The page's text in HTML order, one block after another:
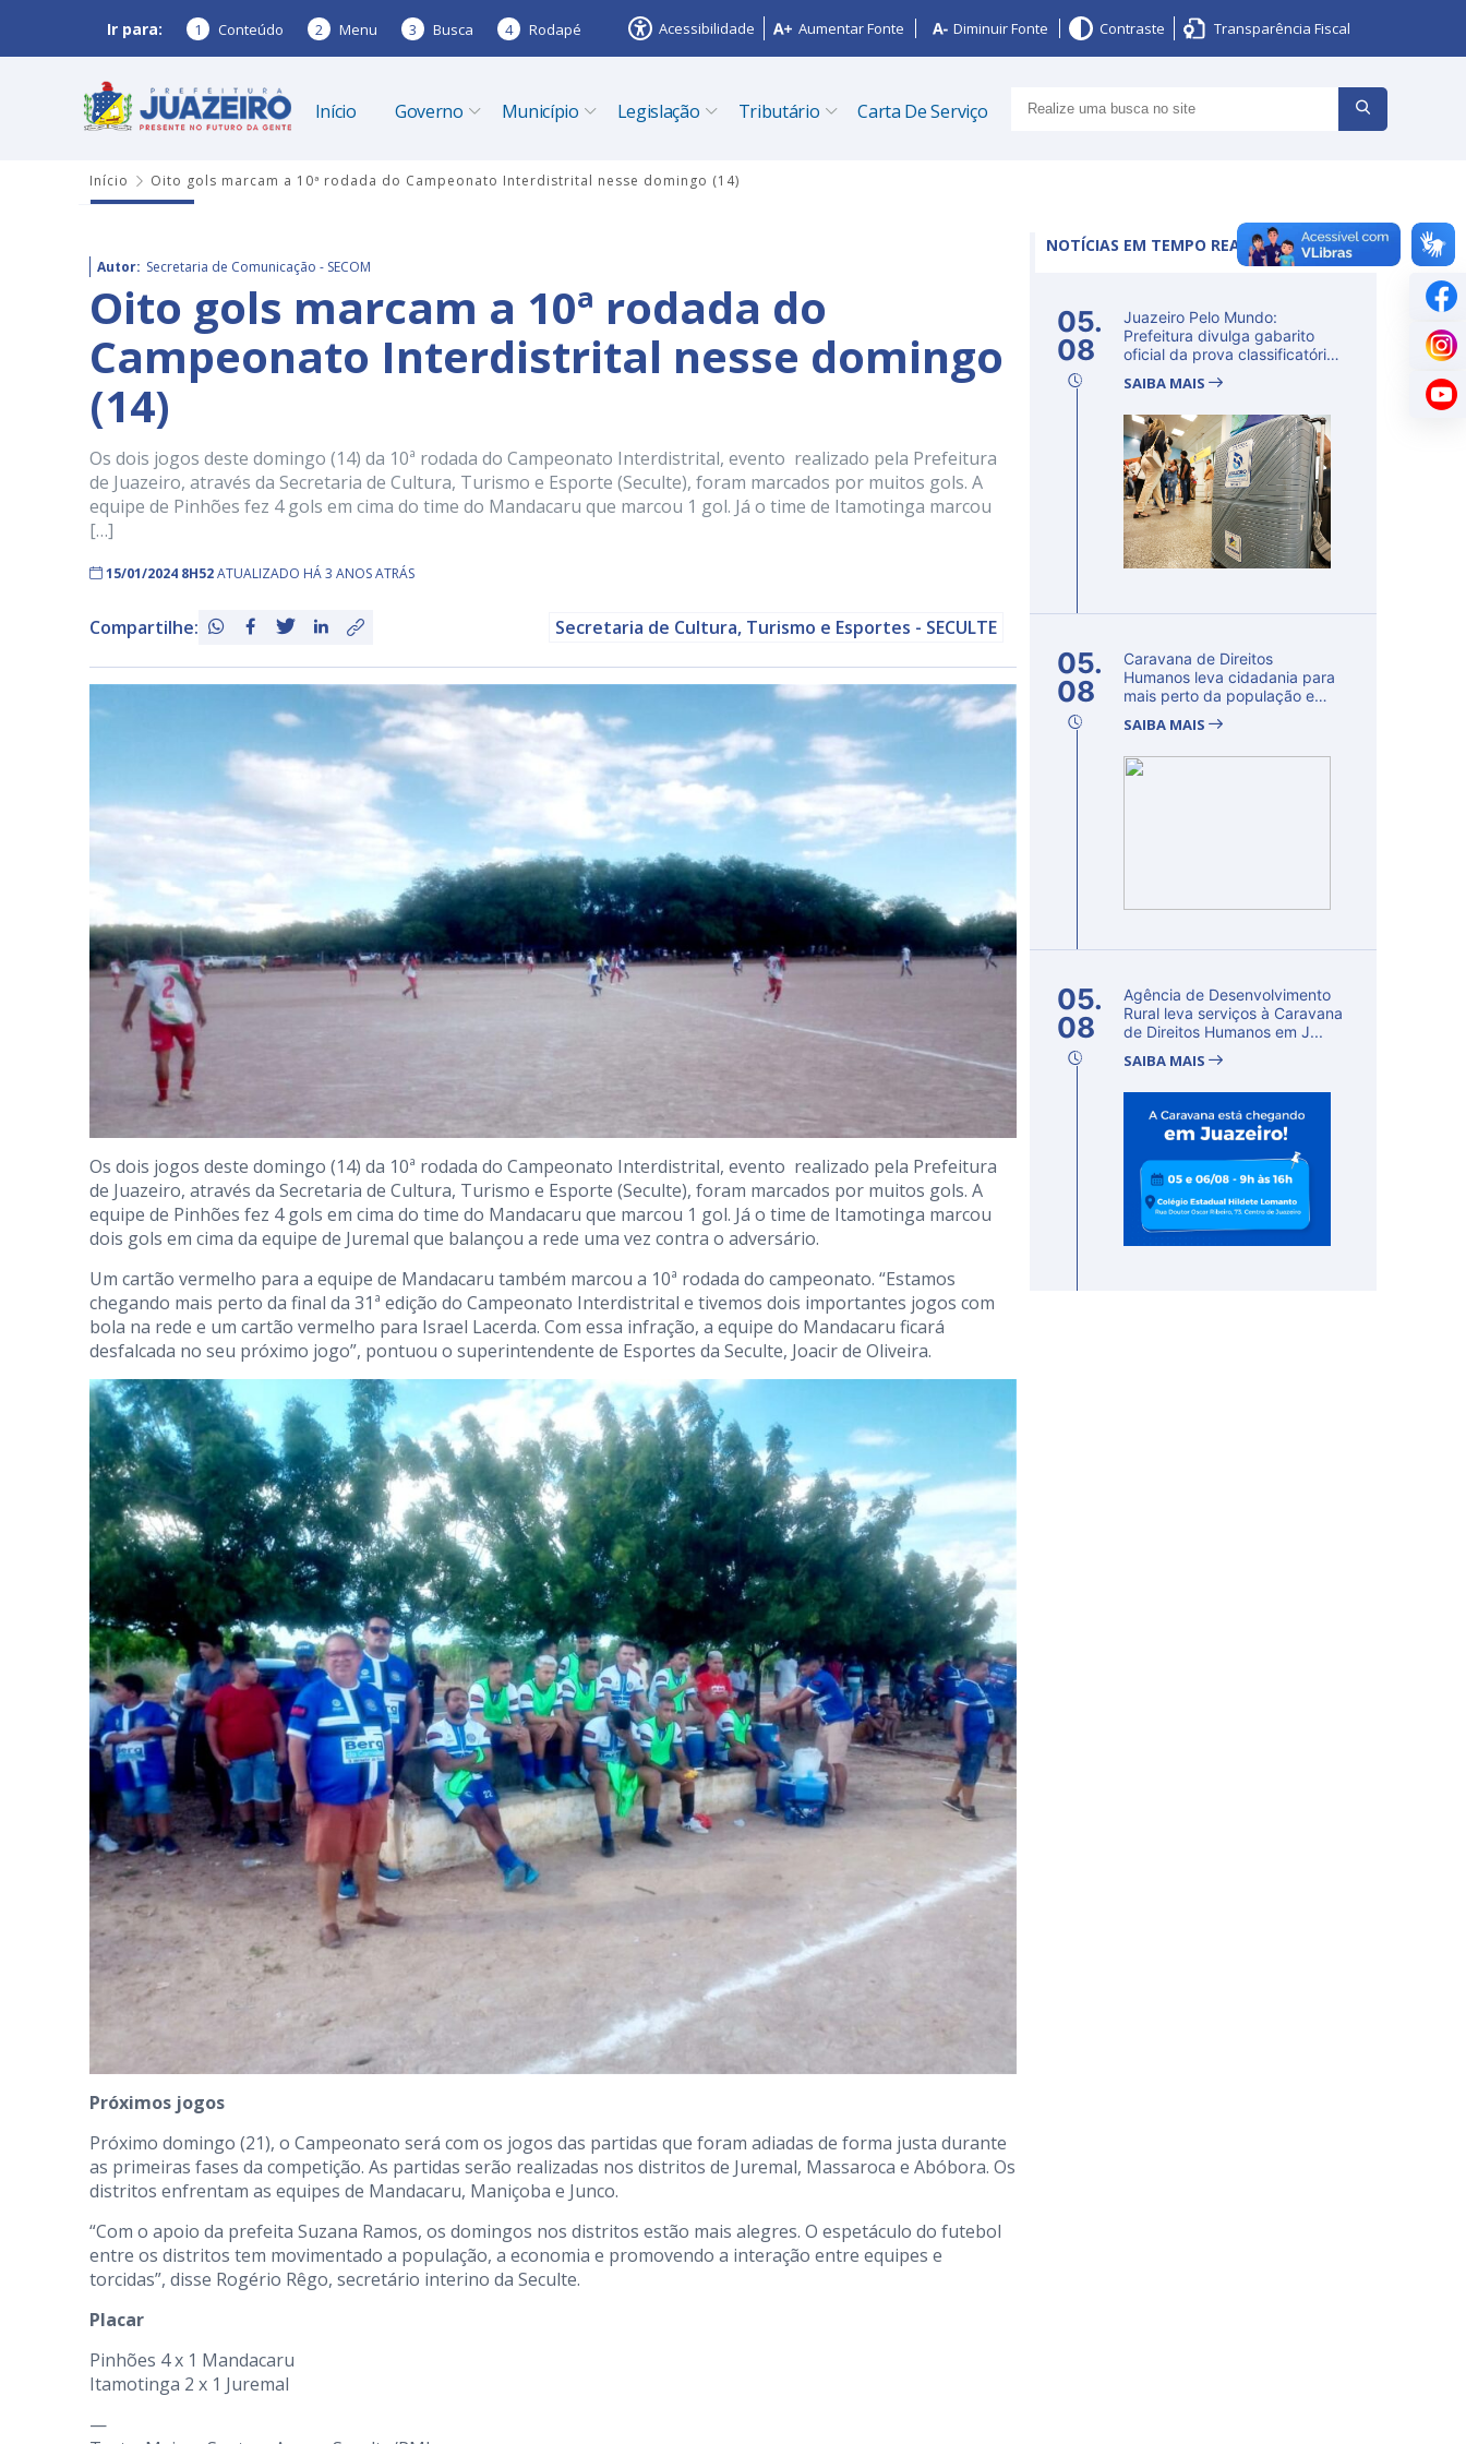
Ir para: 1 Conteúdo 2 Menu 3 Busca 4 Rodapé Acessibilidade Aumentar Fonte Diminuir Fonte Contraste Transparência Fiscal
Início Governo Município Legislação Tributário Carta De Serviço
Início Oito gols marcam a 10ª rodada do Campeonato Interdistrital nesse domingo (14)
Autor: Secretaria de Comunicação - SECOM
Oito gols marcam a 10ª rodada do
Campeonato Interdistrital nesse domingo
(14)
Os dois jogos deste domingo (14) da 10ª rodada do Campeonato Interdistrital, evento realizado pela Prefeitura
de Juazeiro, através da Secretaria de Cultura, Turismo e Esporte (Seculte), foram marcados por muitos gols. A
equipe de Pinhões fez 4 gols em cima do time do Mandacaru que marcou 1 gol. Já o time de Itamotinga marcou
[…]
15/01/2024 8H52ATUALIZADO HÁ 3 ANOS ATRÁS
Compartilhe: Secretaria de Cultura, Turismo e Esportes - SECULTE
Os dois jogos deste domingo (14) da 10ª rodada do Campeonato Interdistrital, evento realizado pela Prefeitura
de Juazeiro, através da Secretaria de Cultura, Turismo e Esporte (Seculte), foram marcados por muitos gols. A
equipe de Pinhões fez 4 gols em cima do time do Mandacaru que marcou 1 gol. Já o time de Itamotinga marcou
dois gols em cima da equipe de Juremal que balançou a rede uma vez contra o adversário.
Um cartão vermelho para a equipe de Mandacaru também marcou a 10ª rodada do campeonato. “Estamos
chegando mais perto da final da 31ª edição do Campeonato Interdistrital e tivemos dois importantes jogos com
bola na rede e um cartão vermelho para Israel Lacerda. Com essa infração, a equipe do Mandacaru ficará
desfalcada no seu próximo jogo”, pontuou o superintendente de Esportes da Seculte, Joacir de Oliveira.
Próximos jogos
Próximo domingo (21), o Campeonato será com os jogos das partidas que foram adiadas de forma justa durante
as primeiras fases da competição. As partidas serão realizadas nos distritos de Juremal, Massaroca e Abóbora. Os
distritos enfrentam as equipes de Mandacaru, Maniçoba e Junco.
“Com o apoio da prefeita Suzana Ramos, os domingos nos distritos estão mais alegres. O espetáculo do futebol
entre os distritos tem movimentado a população, a economia e promovendo a interação entre equipes e
torcidas”, disse Rogério Rêgo, secretário interino da Seculte.
Placar
Pinhões 4 x 1 Mandacaru
Itamotinga 2 x 1 Juremal
—
NOTÍCIAS EM TEMPO REAL
05.
08
Juazeiro Pelo Mundo:
Prefeitura divulga gabarito
oficial da prova classificatória
SAIBA MAIS
05.
08
Caravana de Direitos
Humanos leva cidadania para
mais perto da população e
SAIBA MAIS
05.
08
Agência de Desenvolvimento
Rural leva serviços à Caravana
de Direitos Humanos em J...
SAIBA MAIS